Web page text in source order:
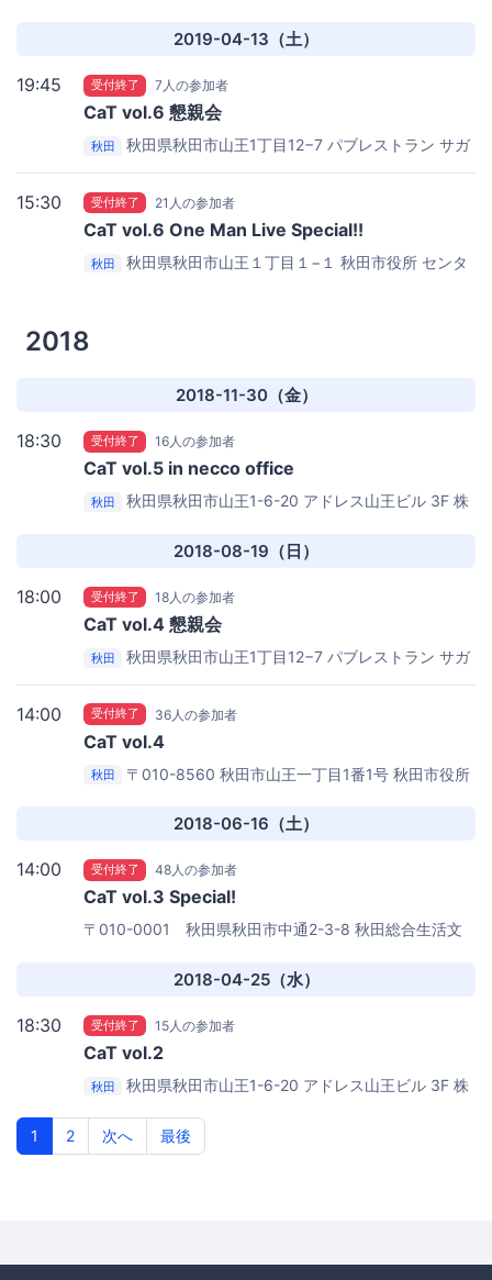
2019-04-13（土）
19:45 受付終了 7人の参加者
CaT vol.6 懇親会
秋田 秋田県秋田市山王1丁目12−7 パブレストラン サガ
15:30 受付終了 21人の参加者
CaT vol.6 One Man Live Special!!
秋田 秋田県秋田市山王１丁目１−１ 秋田市役所 センタ
2018
2018-11-30（金）
18:30 受付終了 16人の参加者
CaT vol.5 in necco office
秋田 秋田県秋田市山王1-6-20 アドレス山王ビル 3F 株
2018-08-19（日）
18:00 受付終了 18人の参加者
CaT vol.4 懇親会
秋田 秋田県秋田市山王1丁目12−7 パブレストラン サガ
14:00 受付終了 36人の参加者
CaT vol.4
秋田
〒010-8560 秋田市山王一丁目1番1号 秋田市役所
タース」洋室42018-06-16（土）
14:00 受付終了 48人の参加者
CaT vol.3 Special!
〒010-0001 秋田県秋田市中通2-3-8 秋田総合生活文
2018-04-25（水）
18:30 受付終了 15人の参加者
CaT vol.2
秋田 秋田県秋田市山王1-6-20 アドレス山王ビル 3F 株
1
2 次へ 最後